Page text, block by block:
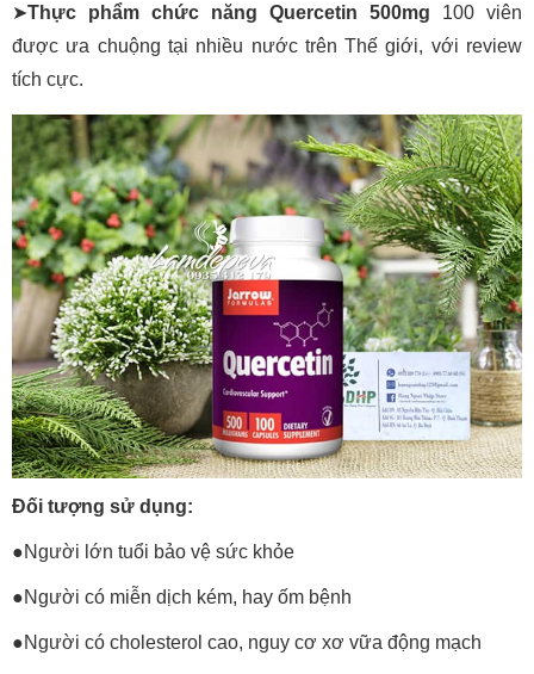
➤Thực phẩm chức năng Quercetin 500mg 100 viên
được ưa chuộng tại nhiều nước trên Thế giới, với review
tích cực.
Đối tượng sử dụng:
●Người lớn tuổi bảo vệ sức khỏe
●Người có miễn dịch kém, hay ốm bệnh
●Người có cholesterol cao, nguy cơ xơ vữa động mạch